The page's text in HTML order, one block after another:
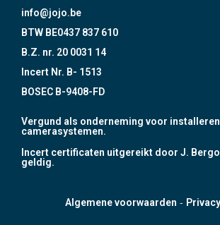
info@jojo.be
BTW BE0437 837 610
B.Z. nr. 20 0031 14
Incert Nr. B- 1513
BOSEC B-9408-FD
Vergund als onderneming voor
camerasystemen.
Incert certificaten uitgereikt door J.
geldig.
Algemene voorwaarden -